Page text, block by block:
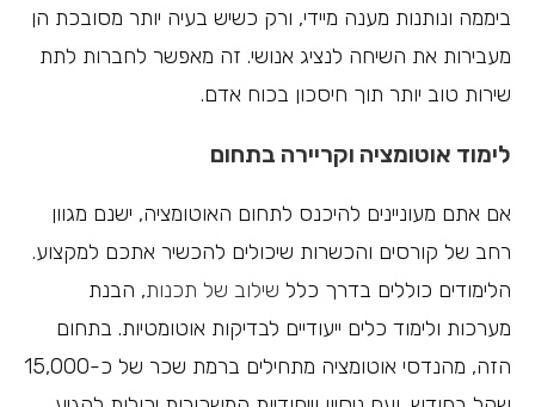
ביממה ונותנות מענה מיידי, ורק כשיש בעיה יותר מסובכת הן
מעבירות את השיחה לנציג אנושי. זה מאפשר לחברות לתת
שירות טוב יותר תוך חיסכון בכוח אדם.
לימוד אוטומציה וקריירה בתחום
אם אתם מעוניינים להיכנס לתחום האוטומציה, ישנם מגוון
רחב של קורסים והכשרות שיכולים להכשיר אתכם למקצוע.
הלימודים כוללים בדרך כלל שילוב של תכנות, הבנת
מערכות ולימוד כלים ייעודיים לבדיקות אוטומטיות. בתחום
הזה, מהנדסי אוטומציה מתחילים ברמת שכר של כ-15,000